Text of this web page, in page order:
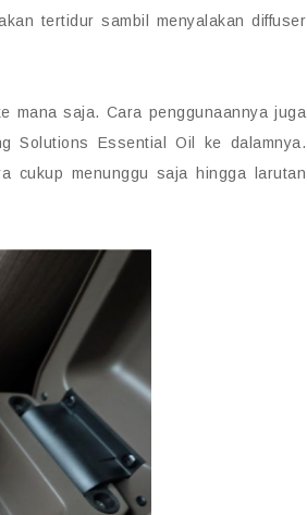
tertidur sambil menyalakan diffuser
mana saja. Cara penggunaannya juga
Solutions Essential Oil ke dalamnya.
cukup menunggu saja hingga larutan